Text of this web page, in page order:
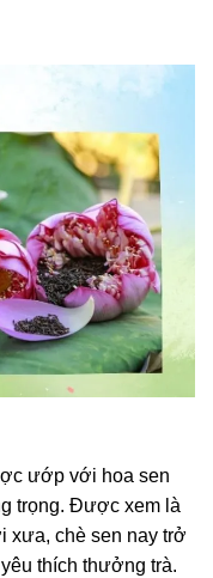
ướp với hoa sen
trọng. Được xem là
xưa, chè sen nay trở
thích thưởng trà.